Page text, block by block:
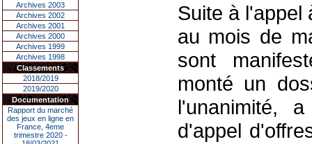
Archives 2003
Archives 2002
Archives 2001
Archives 2000
Archives 1999
Archives 1998
Classements
2018/2019
2019/2020
Documentation
Rapport du marché
des jeux en ligne en
France, 4eme
trimestre 2020 -
Suite à l'appel
au mois de
sont
monté un
l'unanimité,
d'appel